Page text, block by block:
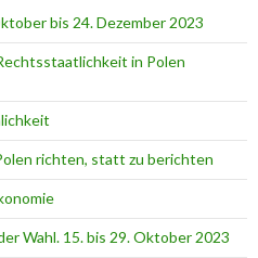
bis 24. Dezember 2023
in Polen
richten, statt zu berichten
Wahl. 15. bis 29. Oktober 2023